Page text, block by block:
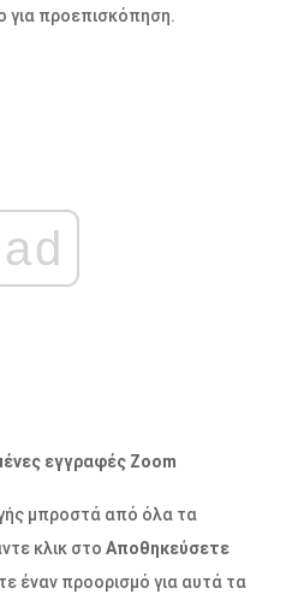
για προεπισκόπηση.
ad
εγγραφές Zoom
μπροστά από όλα τα
κλικ στο Αποθηκεύσετε
έναν προορισμό για αυτά τα